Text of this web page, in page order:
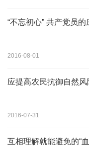
“不忘初心” 共产党员
2016-08-01
应提高农民抗御自然风
2016-07-31
互相理解就能避免的“